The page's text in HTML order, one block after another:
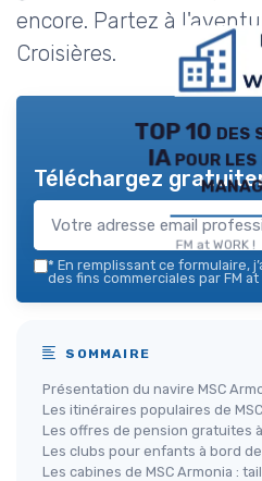
encore. Partez à
Croisières.
TOP 10
IA pour
FM at WORK
Téléchargez
* En remplissant ce formulaire,
des fins commerciales par FM at
SOMMAIRE
Présentation du navire MSC
Les itinéraires populaires de
Les offres de pension gratuites
Les clubs pour enfants à bord de
Les cabines de MSC Armonia :